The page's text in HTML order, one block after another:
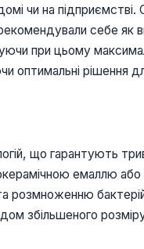
чи на
себе як
при цьому
оптимальні рішення
що гарантують
емаллю або
розмноженню
збільшеного